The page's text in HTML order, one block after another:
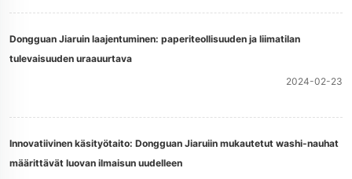
Dongguan Jiaruin laajentuminen: paperiteollisuuden ja liimatilan
tulevaisuuden uraauurtava
2024-02-23
Innovatiivinen käsityötaito: Dongguan Jiaruiin mukautetut washi-nauhat
määrittävät luovan ilmaisun uudelleen